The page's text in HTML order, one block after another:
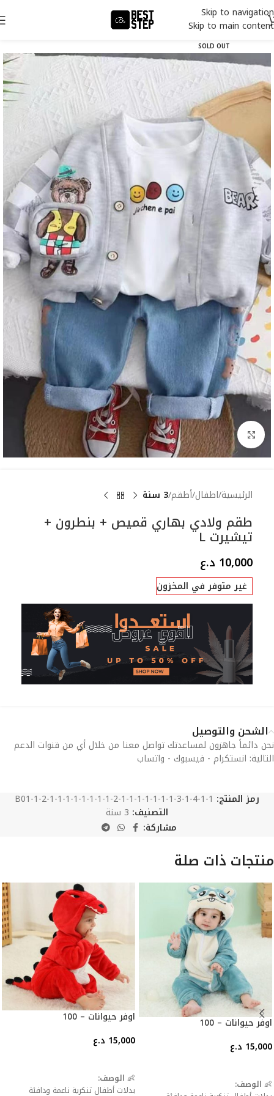
Skip to navigation
Skip to main content
SOLD OUT
Click to enlarge
الرئيسية اطفالأطقم3 سنة
طقم ولادي بهاري قميص + بنطرون +
تيشيرت L
10,000 د.ع
غير متوفر في المخزون
الشحن والتوصيل
نحن دائماً جاهزون لمساعدتك تواصل معنا من خلال أي من قنوات الدعم
التالية: انستكرام - فيسبوك - واتساب
رمز المنتج: B01-1-2-1-1-1-1-1-1-1-1-2-1-1-1-1-1-1-1-3-1-4-1-1
التصنيف: 3 سنة
مشاركة:
منتجات ذات صلة
اوفر حيوانات – 100
15,000 د.ع
👶 الوصف:
اوفر حيوانات – 100
15,000 د.ع
👶 الوصف:
بدلات أطفال تنكرية ناعمة ودافئة